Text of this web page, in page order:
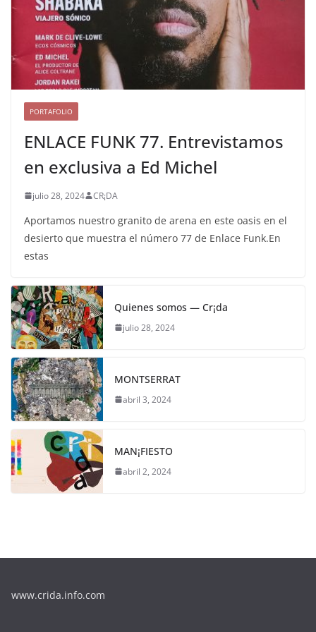
PORTAFOLIO
ENLACE FUNK 77. Entrevistamos
en exclusiva a Ed Michel
julio 28, 2024 CR¡DA
Aportamos nuestro granito de arena en este oasis en el
desierto que muestra el número 77 de Enlace Funk.En
estas
Quienes somos — Cr¡da
julio 28, 2024
MONTSERRAT
abril 3, 2024
MAN¡FIESTO
abril 2, 2024
www.crida.info.com